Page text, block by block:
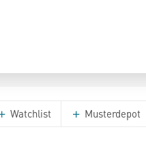
Watchlist Musterdepot